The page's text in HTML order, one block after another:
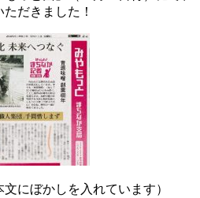
だきました！
にぼかしを入れています）